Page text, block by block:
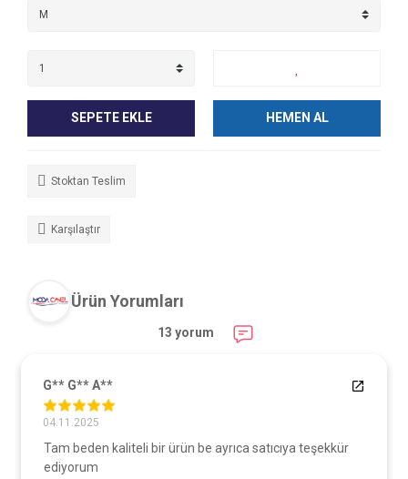
SEPETE EKLE HEMEN AL
Stoktan Teslim
Karşılaştır
Ürün Yorumları
13 yorum
G** G** A**
04.11.2025
Tam beden kaliteli bir ürün be ayrıca satıcıya teşekkür
ediyorum